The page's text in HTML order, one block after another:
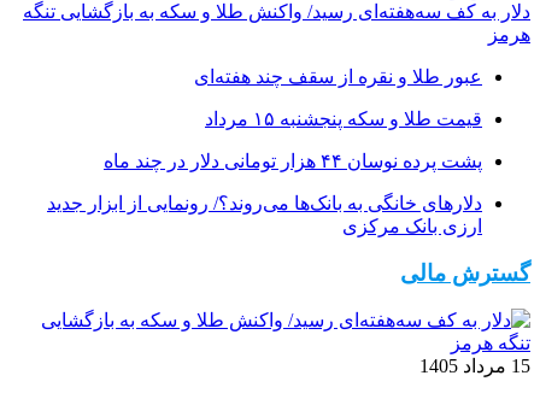
دلار به کف سه‌هفته‌ای رسید/ واکنش طلا و سکه به بازگشایی تنگه
هرمز
عبور طلا و نقره از سقف چند هفته‌ای
قیمت طلا و سکه پنجشنبه ۱۵ مرداد
پشت پرده نوسان ۴۴ هزار تومانی دلار در چند ماه
دلارهای خانگی به بانک‌ها می‌روند؟/ رونمایی از ابزار جدید
ارزی بانک مرکزی
گسترش مالی
15 مرداد 1405